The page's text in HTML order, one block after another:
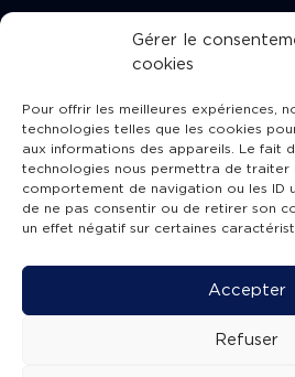
Gérer le
cookies
Pour offrir les meilleures expériences,
technologies telles que les cookies
aux informations des appareils. Le fait
technologies nous permettra de traiter
comportement de navigation ou les ID
de ne pas consentir ou de retirer son
un effet négatif sur certaines
Accepter
Refuser
TÉLÉCHARGEZ
SUIVEZ-
Mentions légales -Accessibilité